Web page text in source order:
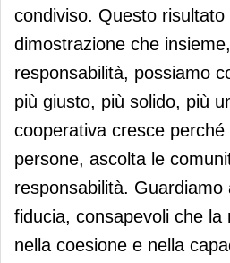
condiviso. Questo
dimostrazione che
responsabilità, possiamo
più giusto, più solido, più
cooperativa cresce
persone, ascolta le
responsabilità. Guardiamo
fiducia, consapevoli che
nella coesione e nella